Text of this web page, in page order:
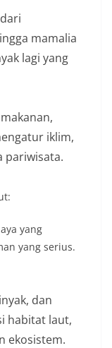
mamalia
lagi yang
iklim,
pariwisata.
yang
yang serius.
dan
habitat laut,
ekosistem.